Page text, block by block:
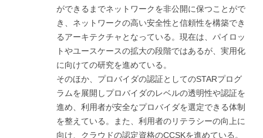
ができるまでネットワークを非公開に保つことがで
き、ネットワークの高い安全性と信頼性を構築でき
るアーキテクチャとなっている。現在は、パイロッ
トやユースケースの拡大の段階ではあるが、実用化
に向けての研究を進めている。
そのほか、プロバイダの認証としてのSTARプログ
ラムを展開しプロバイダのレベルの透明性や認証を
進め、利用者が安全なプロバイダを選定できる体制
を整えている。また、利用者のリテラシーの向上に
向け、クラウドの認定資格のCCSKを進めている。